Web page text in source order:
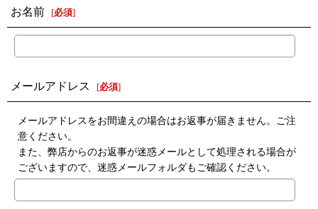
お名前 [必須]
メールアドレス [必須]
メールアドレスをお間違えの場合はお返事が届きません。ご注
意ください。
また、弊店からのお返事が迷惑メールとして処理される場合が
ございますので、迷惑メールフォルダもご確認ください。